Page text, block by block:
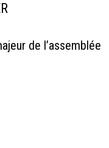
de l’assemblée